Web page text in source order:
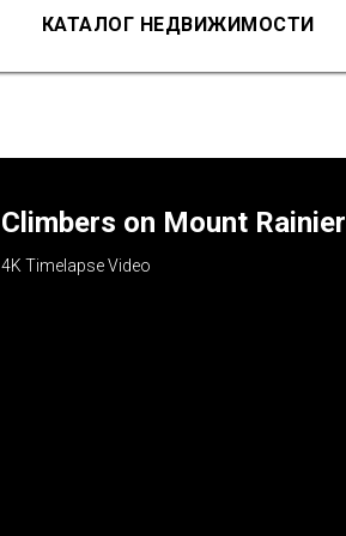
КАТАЛОГ НЕДВИЖИМОСТИ
Climbers on Mount Rainier
4K Timelapse Video